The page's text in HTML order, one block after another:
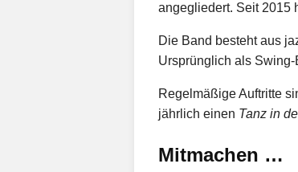
angegliedert. Seit 2015
Die Band besteht aus
Ursprünglich als
Regelmäßige Auftritte
jährlich einen Tanz in
Mitmachen …